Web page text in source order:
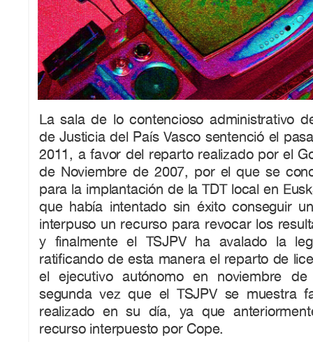
La sala de lo contencioso administrativo
de Justicia del País Vasco sentenció el
2011, a favor del reparto realizado por el
de Noviembre de 2007, por el que se
para la implantación de la TDT local en
que había intentado sin éxito conseguir
interpuso un recurso para revocar los
y finalmente el TSJPV ha avalado la
ratificando de esta manera el reparto de
el ejecutivo autónomo en noviembre
segunda vez que el TSJPV se muestra
realizado en su día, ya que
recurso interpuesto por Cope.